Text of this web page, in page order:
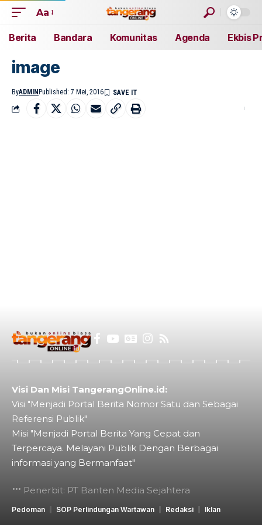
Aa
Berita Bandara Komunitas Agenda Ekbis
image
ByADMIN Published: 7 Mei, 2016
Visi Dan Misi TangerangOnline.id:
Visi "Menjadi Portal Berita Nomor Satu dan Sebagai
Referensi Publik"
Misi "Menjadi Portal Berita Yang Cepat dan
Terpercaya. Melayani Publik Dengan Berbagai
informasi yang Bermanfaat"
Penerbit: PT Banten Media Sejahtera
Pedoman SOP Perlindungan Wartawan Redaksi Iklan